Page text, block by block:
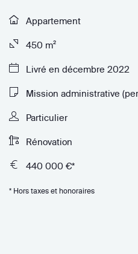
Appartement
450 m²
Livré en décembre 2022
Mission administrative
Particulier
Rénovation
440 000 €*
* Hors taxes et honoraires